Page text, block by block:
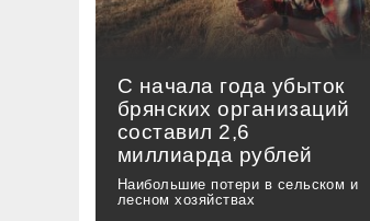
С начала года убыток
брянских организаций
составил 2,6
миллиарда рублей
Наибольшие потери в сельском и
лесном хозяйствах